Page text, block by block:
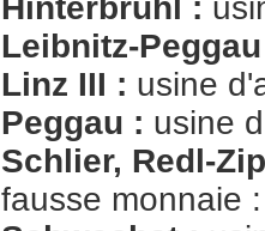
Hinterbruhl :
Leibnitz-
Linz III : usine
Peggau : usine
Schlier, Redl-
fausse monnaie